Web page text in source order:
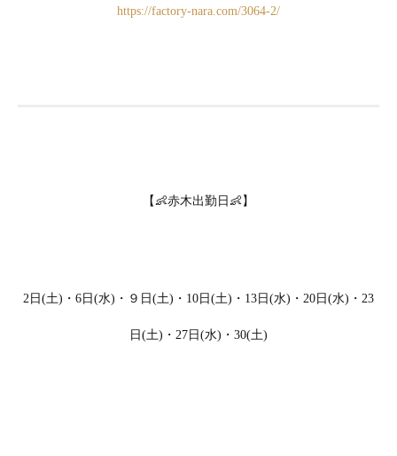
https://factory-nara.com/3064-2/
【👶赤木出勤日👶】
2日(土)・6日(水)・９日(土)・10日(土)・13日(水)・20日(水)・23
日(土)・27日(水)・30(土)